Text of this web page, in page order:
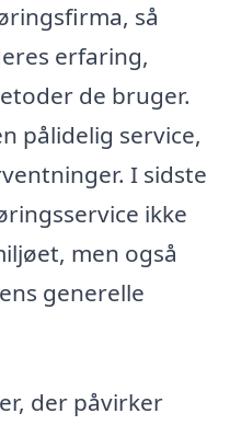
så
erfaring,
de bruger.
pålidelig service,
I sidste
ikke
men også
generelle
der påvirker